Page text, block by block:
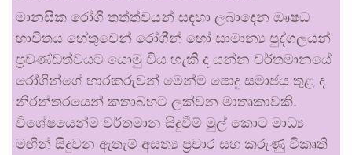
මානසික රෝගී තත්ත්වයන් සඳහා ලබාදෙන ඖෂධ
භාවිතය හේතුවෙන් රෝගීන් හෝ සාමාන්‍ය පුද්ගලයන්
ප්‍රචණ්ඩත්වයට යොමු විය හැකි ද යන්න වර්තමානයේ
රෝගීන්ගේ භාරකරුවන් මෙන්ම පොදු සමාජය තුළ ද
නිරන්තරයෙන් කතාබහට ලක්වන මාතෘකාවකි.
විශේෂයෙන්ම වර්තමාන සිදුවීම් මුල් කොට මාධ්‍ය
මඟින් සිදුවන ඇතැම් අසත්‍ය ප්‍රචාර සහ කරුණු විකෘති